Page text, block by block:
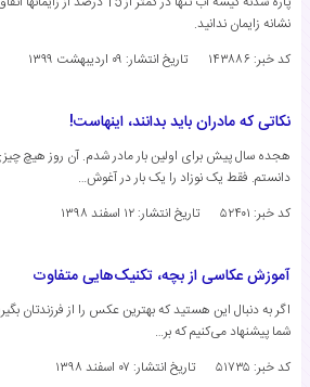
نشانه زایمان ندانید.
کد خبر: ۱۴۳۸۸۶
تاریخ انتشار: ۰۹ اردیبهشت ۱۳۹۹
نکاتی که مادران باید بدانند، اینهاست!
هجده سال پیش برای اولین بار مادر شدم. آن روز هیچ
دانستم. فقط یک نوزاد را یک بار در آغوش…
کد خبر: ۵۲۴۰۱
تاریخ انتشار: ۱۲ اسفند ۱۳۹۸
آموزش عکاسی از بچه، تکنیک‌هایی متفاوت
اگر به دنبال این هستید که بهترین عکس را از فرزندتان
شما پیشنهاد می‌کنیم که بر…
کد خبر: ۵۱۷۳۵
تاریخ انتشار: ۰۷ اسفند ۱۳۹۸